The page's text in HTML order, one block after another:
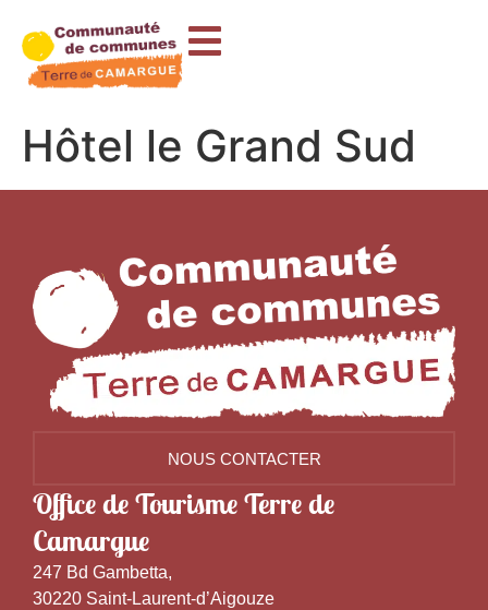
principal
Hôtel le Grand Sud
NOUS CONTACTER
Office de Tourisme Terre de
Camargue
247 Bd Gambetta,
30220 Saint-Laurent-d’Aigouze